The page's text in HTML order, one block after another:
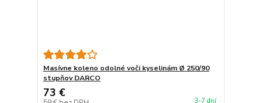
Masívne koleno odolné voči kyselinám Ø 250/90
stupňov DARCO
73 €
3-7 dní